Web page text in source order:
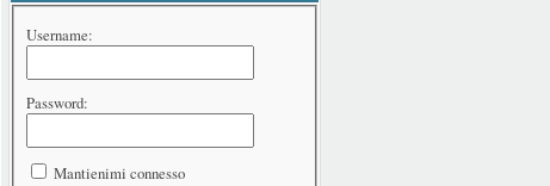
Username:
Password:
Mantienimi connesso